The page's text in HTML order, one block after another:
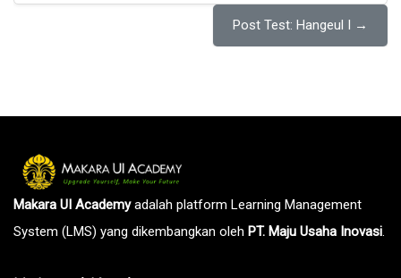
Post Test: Hangeul I →
Makara UI Academyadalah platform Learning Management
System (LMS) yang dikembangkan oleh PT. Maju Usaha Inovasi.